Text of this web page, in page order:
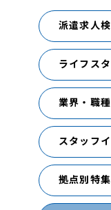
派遣求人
ライフス
業界・職
スタッフ
拠点別特集